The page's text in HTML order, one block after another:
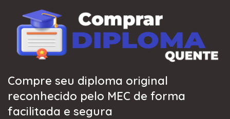
Compre seu diploma original
reconhecido pelo MEC de forma
facilitada e segura